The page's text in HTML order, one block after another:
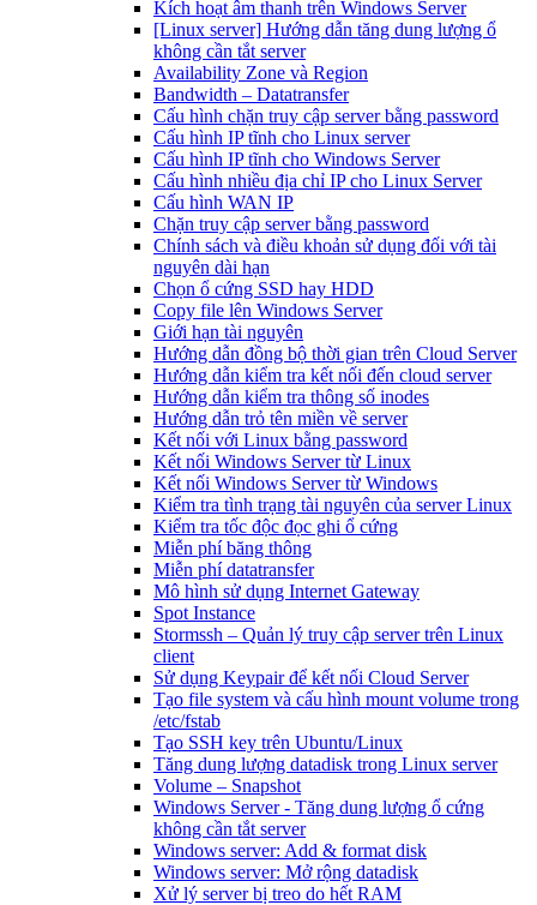
Kích hoạt âm thanh trên Windows Server
[Linux server] Hướng dẫn tăng dung lượng ổ
không cần tắt server
Availability Zone và Region
Bandwidth – Datatransfer
Cấu hình chặn truy cập server bằng password
Cấu hình IP tĩnh cho Linux server
Cấu hình IP tĩnh cho Windows Server
Cấu hình nhiều địa chỉ IP cho Linux Server
Cấu hình WAN IP
Chặn truy cập server bằng password
Chính sách và điều khoản sử dụng đối với tài
nguyên dài hạn
Chọn ổ cứng SSD hay HDD
Copy file lên Windows Server
Giới hạn tài nguyên
Hướng dẫn đồng bộ thời gian trên Cloud Server
Hướng dẫn kiểm tra kết nối đến cloud server
Hướng dẫn kiểm tra thông số inodes
Hướng dẫn trỏ tên miền về server
Kết nối với Linux bằng password
Kết nối Windows Server từ Linux
Kết nối Windows Server từ Windows
Kiểm tra tình trạng tài nguyên của server Linux
Kiểm tra tốc độc đọc ghi ổ cứng
Miễn phí băng thông
Miễn phí datatransfer
Mô hình sử dụng Internet Gateway
Spot Instance
Stormssh – Quản lý truy cập server trên Linux
client
Sử dụng Keypair để kết nối Cloud Server
Tạo file system và cấu hình mount volume trong
/etc/fstab
Tạo SSH key trên Ubuntu/Linux
Tăng dung lượng datadisk trong Linux server
Volume – Snapshot
Windows Server - Tăng dung lượng ổ cứng
không cần tắt server
Windows server: Add & format disk
Windows server: Mở rộng datadisk
Xử lý server bị treo do hết RAM